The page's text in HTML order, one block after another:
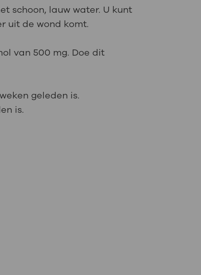
schoon, lauw water. U kunt
uit de wond komt.
van 500 mg. Doe dit
geleden is.
is.